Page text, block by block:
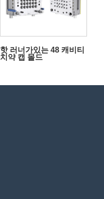
핫 러너가있는 48 캐비티
치약 캡 몰드